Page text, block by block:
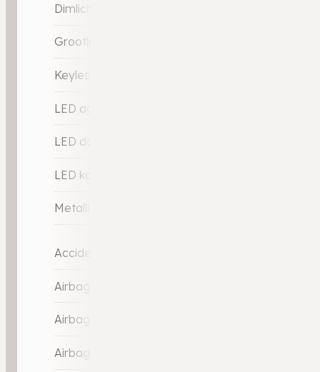
Dimlichten automatisch
Grootlicht-assistent
Keyless entry
LED achterlichten
LED dagrijverlichting
LED koplampen
Metallic lak
Accident Avoidance System
Airbag(s) hoofd achter
Airbag(s) hoofd voor
Airbag(s) side voor